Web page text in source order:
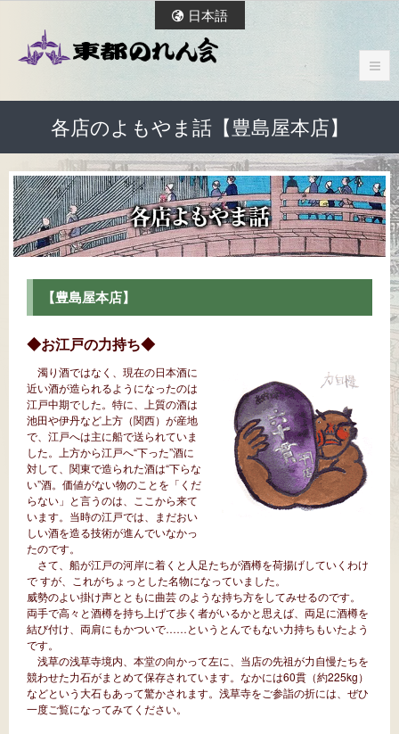
日本語
各店のよもやま話【豊島屋本店】
【豊島屋本店】
◆お江戸の力持ち◆
濁り酒ではなく、現在の日本酒に
近い酒が造られるようになったのは
江戸中期でした。特に、上質の酒は
池田や伊丹など上方（関西）が産地
で、江戸へは主に船で送られていま
した。上方から江戸へ“下った”酒に
対して、関東で造られた酒は“下らな
い”酒。価値がない物のことを「くだ
らない」と言うのは、ここから来て
います。当時の江戸では、まだおい
しい酒を造る技術が進んでいなかっ
たのです。
さて、船が江戸の河岸に着くと人足たちが酒樽を荷揚げしていくわけ
で すが、これがちょっとした名物になっていました。
威勢のよい掛け声とともに曲芸 のような持ち方をしてみせるのです。
両手で高々と酒樽を持ち上げて歩く者がいるかと思えば、両足に酒樽を
結び付け、両肩にもかついで……というとんでもない力持ちもいたよう
です。
浅草の浅草寺境内、本堂の向かって左に、当店の先祖が力自慢たちを
競わせた力石がまとめて保存されています。なかには60貫（約225kg）
などという大石もあって驚かされます。浅草寺をご参詣の折には、ぜひ
一度ご覧になってみてください。